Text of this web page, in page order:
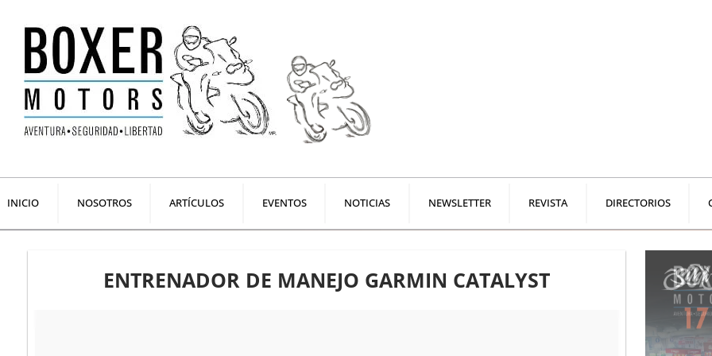
contenido
INICIO NOSOTROS ARTÍCULOS EVENTOS NOTICIAS NEWSLETTER REVISTA DIRECTORIOS
ENTRENADOR DE MANEJO GARMIN CATALYST